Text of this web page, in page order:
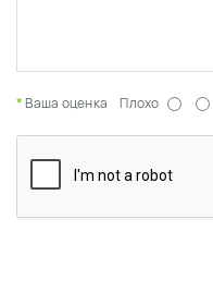
Ваша оценка Плохо